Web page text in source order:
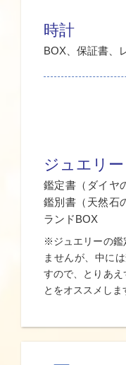
時計
BOX、保証書、
ジュエリー
鑑定書（ダイヤ
鑑別書（天然石
ランドBOX
※ジュエリーの鑑
ませんが、中に
すので、とりあえ
とをオススメしま